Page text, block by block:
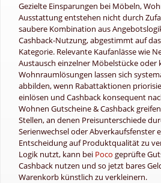
Gezielte Einsparungen bei Möbeln,
Ausstattung entstehen nicht durch
saubere Kombination aus
Cashback-Nutzung, abgestimmt auf
Kategorie. Relevante Kaufanlässe wie
Austausch einzelner Möbelstücke oder
Wohnraumlösungen lassen sich
abbilden, wenn Rabattaktionen
einlösen und Cashback konsequent
Wohnen Gutscheine & Cashback
Stellen, an denen Preisunterschiede
Serienwechsel oder Abverkaufsfenster
Entscheidung auf Produktqualität zu
Logik nutzt, kann bei Poco geprüfte
Cashback nutzen und so jetzt bares
Warenkorb künstlich zu verkleinern.